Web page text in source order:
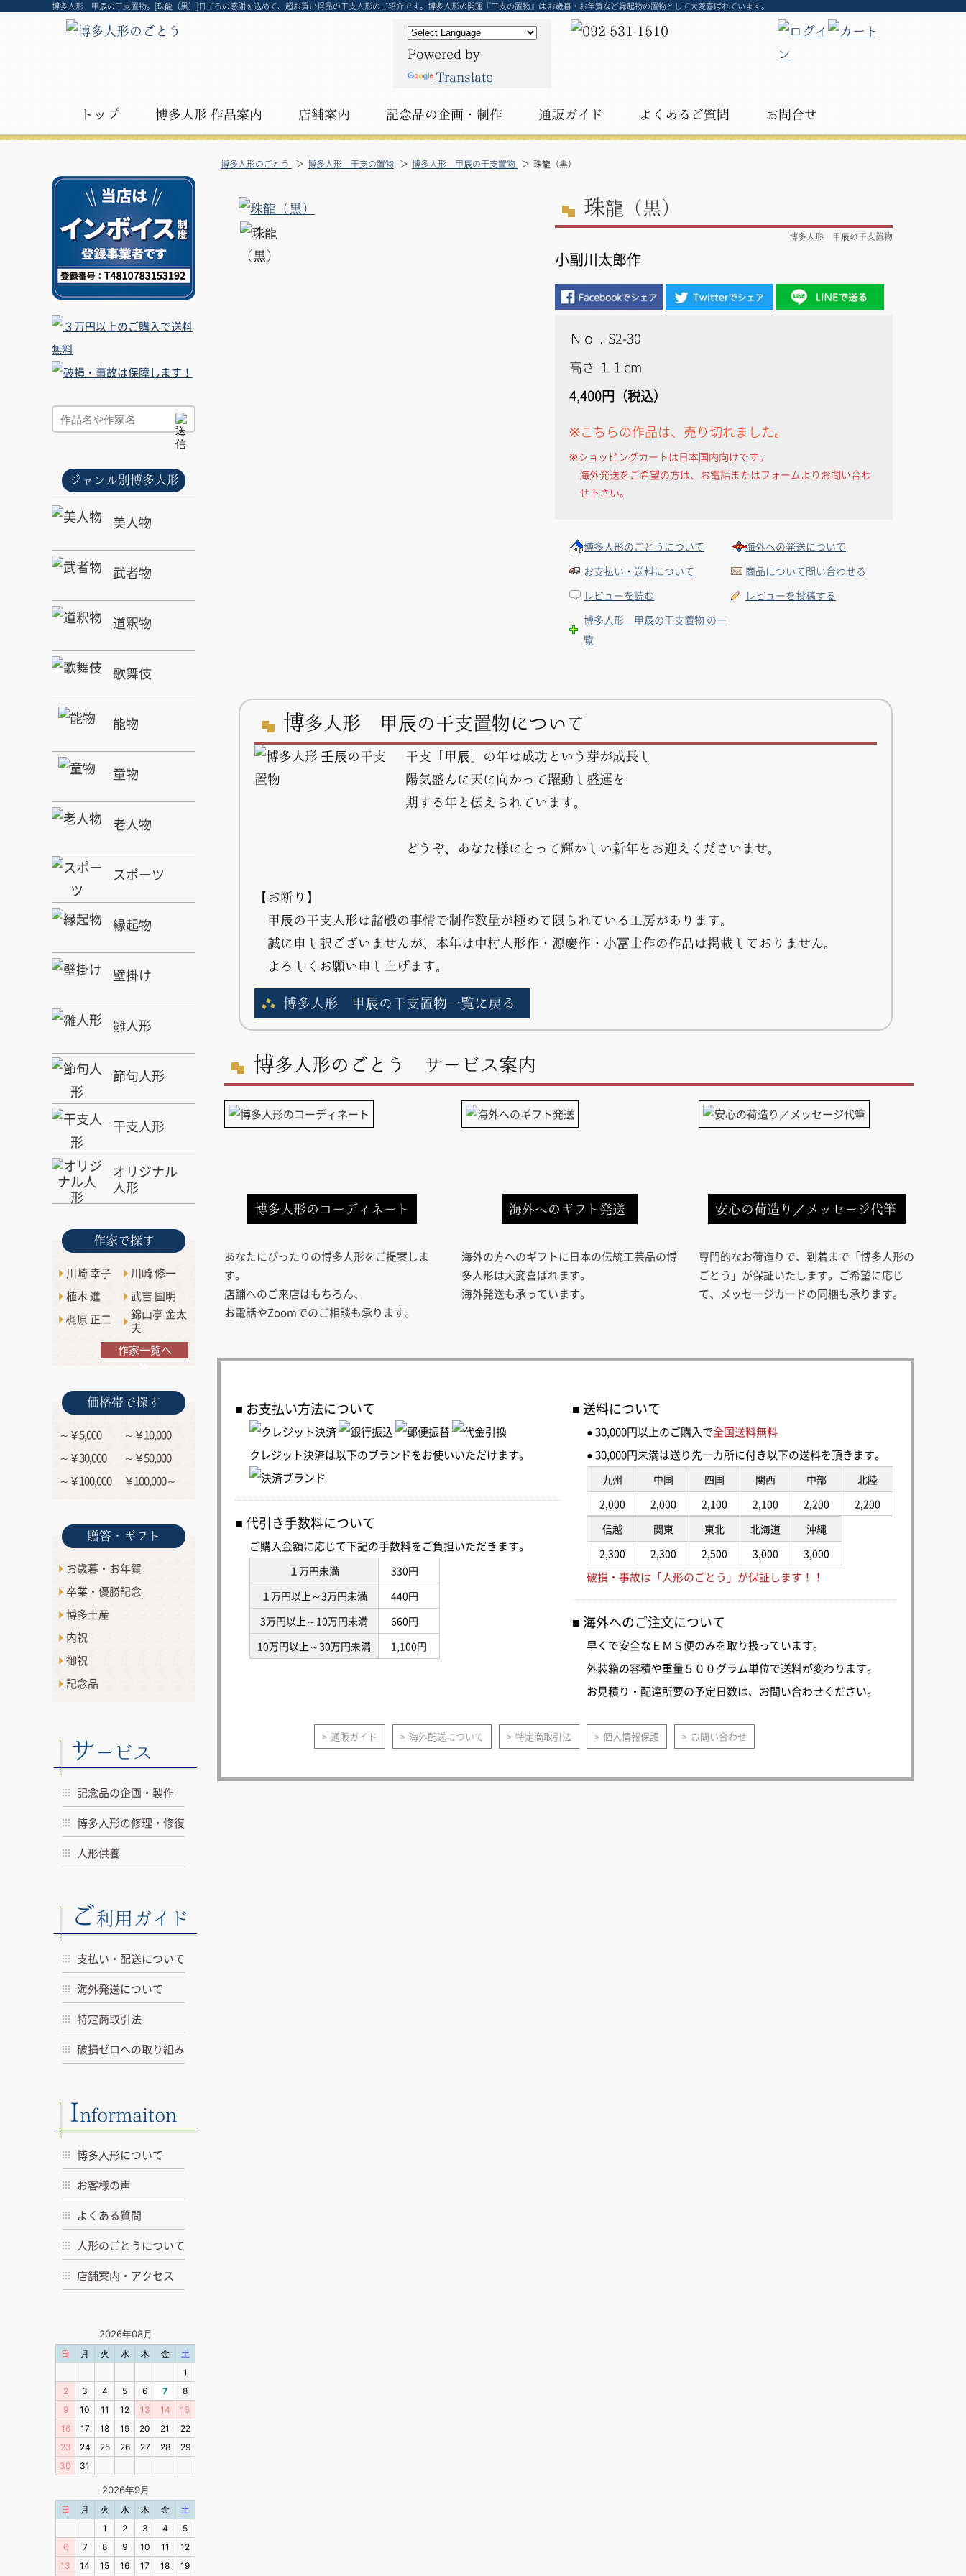
博多人形 甲辰の干支置物。[珠龍（黒）]日ごろの感謝を込めて、超お買い得品の干支人形のご紹介です。博多人形の開運『干支の置物』は お歳暮・お年賀など縁起物の置物として大変喜ばれています。
Powered by
Translate
トップ 博多人形 作品案内 店舗案内 記念品の企画・制作 通販ガイド よくあるご質問 お問合せ
博多人形のごとう 博多人形 干支の置物 博多人形 甲辰の干支置物 珠龍（黒）
珠龍（黒）
博多人形 甲辰の干支置物
小副川太郎作
Ｎｏ．S2-30
高さ １１cm
4,400円（税込）
※こちらの作品は、売り切れました。
※ショッピングカートは日本国内向けです。
海外発送をご希望の方は、お電話またはフォームよりお問い合わ
せ下さい。
博多人形のごとうについて
海外への発送について
お支払い・送料について
商品について問い合わせる
レビューを読む
レビューを投稿する
博多人形 甲辰の干支置物 の一
覧
博多人形 甲辰の干支置物について
干支「甲辰」の年は成功という芽が成長し
陽気盛んに天に向かって躍動し盛運を
期する年と伝えられています。
どうぞ、あなた様にとって輝かしい新年をお迎えくださいませ。
【お断り】
甲辰の干支人形は諸般の事情で制作数量が極めて限られている工房があります。
誠に申し訳ございませんが、本年は中村人形作・源慶作・小冨士作の作品は掲載しておりません。
よろしくお願い申し上げます。
博多人形 甲辰の干支置物一覧に戻る
博多人形のごとう サービス案内
博多人形のコーディネート
あなたにぴったりの博多人形をご提案しま
す。
店舗へのご来店はもちろん、
お電話やZoomでのご相談も承ります。
海外へのギフト発送
海外の方へのギフトに日本の伝統工芸品の博
多人形は大変喜ばれます。
海外発送も承っています。
安心の荷造り／メッセージ代筆
専門的なお荷造りで、到着まで「博多人形の
ごとう」が保証いたします。ご希望に応じ
て、メッセージカードの同梱も承ります。
お支払い方法について
クレジット決済は以下のブランドをお使いいただけます。
代引き手数料について
ご購入金額に応じて下記の手数料をご負担いただきます。
１万円未満
330円
１万円以上～3万円未満
440円
3万円以上～10万円未満
660円
10万円以上～30万円未満
1,100円
送料について
● 30,000円以上のご購入で全国送料無料
● 30,000円未満は送り先一カ所に付き以下の送料を頂きます。
九州 中国 四国 関西 中部
北陸
2,000
2,000 2,100 2,100 2,200
2,200
信越
関東 東北 北海道
沖縄
2,300
2,300 2,500 3,000 3,000
破損・事故は「人形のごとう」が保証します！！
海外へのご注文について
早くで安全なＥＭＳ便のみを取り扱っています。
外装箱の容積や重量５００グラム単位で送料が変わります。
お見積り・配達所要の予定日数は、お問い合わせください。
通販ガイド 海外配送について 特定商取引法 個人情報保護 お問い合わせ
ジャンル別博多人形
美人物
武者物
道釈物
歌舞伎
能物
童物
老人物
スポーツ
縁起物
壁掛け
雛人形
節句人形
干支人形
オリジナル
人形
作家で探す
川崎 幸子
川崎 修一
植木 進
武吉 国明
梶原 正二
錦山亭 金太
夫
作家一覧へ
価格帯で探す
～￥5,000
～￥10,000
～￥30,000
～￥50,000
～￥100,000
￥100,000～
贈答・ギフト
お歳暮・お年賀
卒業・優勝記念
博多土産
内祝
御祝
記念品
サービス
記念品の企画・製作
博多人形の修理・修復
人形供養
ご利用ガイド
支払い・配送について
海外発送について
特定商取引法
破損ゼロへの取り組み
Informaiton
博多人形について
お客様の声
よくある質問
人形のごとうについて
店舗案内・アクセス